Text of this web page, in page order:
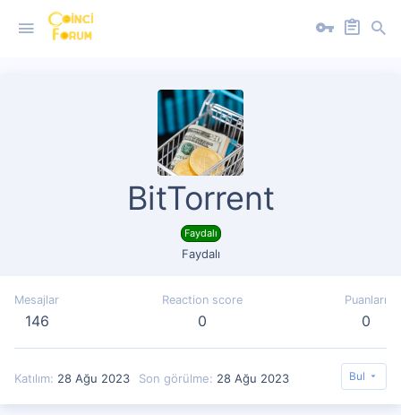
BitTorrent
Faydalı
Faydalı
Mesajlar
146
Reaction score
0
Puanları
0
Katılım 28 Ağu 2023 Son görülme 28 Ağu 2023 Bul